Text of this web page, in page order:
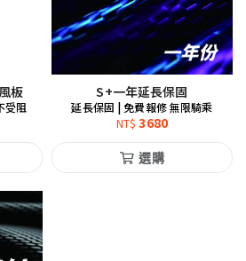
板
受阻
S+一年延長保固
延長保固 | 免費報修 無限騎乘
NT$ 3680
選購